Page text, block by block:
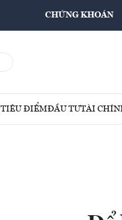
CHỨNG KHOÁN
TIÊU ĐIỂMĐẦU TƯTÀI